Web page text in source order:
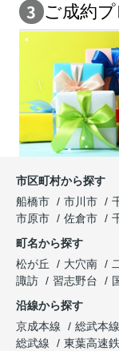
ご成約
市区町村から探す
船橋市
市川市
市原市
佐倉市
町名から探す
松が丘
大穴南
諏訪
習志野台
沿線から探す
京成本線
総武本線
総武線
東葉高速